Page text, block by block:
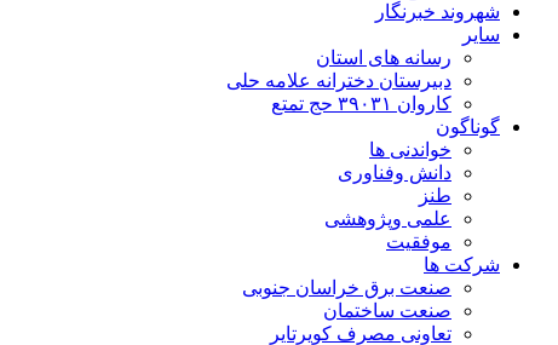
شهروند خبرنگار
سایر
رسانه های استان
دبیرستان دخترانه علامه حلی
کاروان ۳۹۰۳۱ حج تمتع
گوناگون
خواندنی ها
دانش وفناوری
طنز
علمی وپژوهشی
موفقیت
شرکت ها
صنعت برق خراسان جنوبی
صنعت ساختمان
تعاونی مصرف کویرتایر